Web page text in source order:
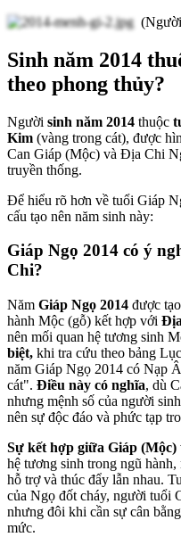
(Người
Sinh năm 2014
theo phong thủy?
Người sinh năm 2014 thuộc
Kim (vàng trong cát), được
Can Giáp (Mộc) và Địa Chi
truyền thống.
Để hiểu rõ hơn về tuổi Giáp
cấu tạo nên năm sinh này:
Giáp Ngọ 2014 có ý
Chi?
Năm Giáp Ngọ 2014 được
hành Mộc (gỗ) kết hợp với
nên mối quan hệ tương sinh
biệt, khi tra cứu theo bảng
năm Giáp Ngọ 2014 có Nạp
cát". Điều này có nghĩa, dù
nhưng mệnh số của người
nên sự độc đáo và phức tạp
Sự kết hợp giữa Giáp (Mộc)
hệ tương sinh trong ngũ
hỗ trợ và thúc đẩy lẫn nhau.
của Ngọ đốt cháy, người tuổi
nhưng đôi khi cần sự cân
mức.